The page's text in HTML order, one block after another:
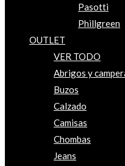
Pasotti
Phillgreen
OUTLET
VER TODO
Abrigos y
Buzos
Calzado
Camisas
Chombas
Jeans